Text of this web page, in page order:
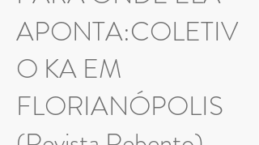
APONTA:COLETIV
O KA EM
FLORIANÓPOLIS